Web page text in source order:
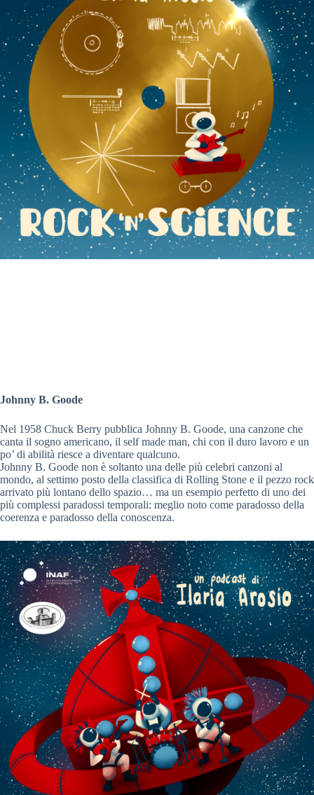
Johnny B. Goode
Nel 1958 Chuck Berry pubblica Johnny B. Goode, una canzone che
canta il sogno americano, il self made man, chi con il duro lavoro e un
po’ di abilità riesce a diventare qualcuno.
Johnny B. Goode non è soltanto una delle più celebri canzoni al
mondo, al settimo posto della classifica di Rolling Stone e il pezzo rock
arrivato più lontano dello spazio… ma un esempio perfetto di uno dei
più complessi paradossi temporali: meglio noto come paradosso della
coerenza e paradosso della conoscenza.